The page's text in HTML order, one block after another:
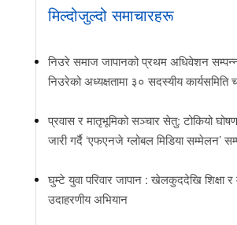
मिल्दोजुल्दो समाचारहरू
निउरे समाज जापानको प्रथम अधिवेशन
निउरेको अध्यक्षतामा ३० सदस्यीय कार्यसमिति
प्रवास र मातृभूमिको सञ्चार सेतु: टोकियो
जारी गर्दै ‘एफएनजे ग्लोबल मिडिया सम्मेलन’
घुम्टे युवा परिवार जापान : खेलकुददेखि शिक्षा र
उदाहरणीय अभियान